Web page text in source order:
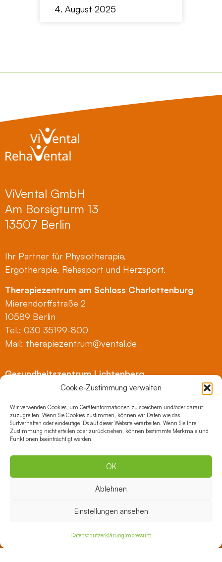
Cookie-Zustimmung verwalten
Wir verwenden Cookies, um Geräteinformationen zu speichern und/oder darauf
zuzugreifen. Wenn Sie Cookies zustimmen, können wir Daten wie das
Surfverhalten oder eindeutige IDs auf dieser Website verarbeiten. Wenn Sie Ihre
Zustimmung nicht erteilen oder zurückziehen, können bestimmte Merkmale und
Funktionen beeinträchtigt werden.
OK
Ablehnen
Einstellungen ansehen
Datenschutzerklärung Impressum
4. August 2025
ViVental GmbH
Am Borsigturm 13
13507 Berlin
Ihr Partner für Physiotherapie,
Ergotherapie, Rehasport und Herzsport.
Therapiezentrum am Schloss Charlottenburg
Mierendorffstraße 2
10589 Berlin
Tel.: 030 35199-800
Mail: therapiezentrum@vental.de
Gesundheitszentrum Lichtenberg
Ruschestraße 104, Haus 21
Tel.: 030 35199-500
E-Mail:lichtenberg@vental.de
Richard-von-Weizsäcker-Platz 1
10827 Berlin
Gesundheitszentrum an der Oper Berlin
Bismarckstraße 79/80